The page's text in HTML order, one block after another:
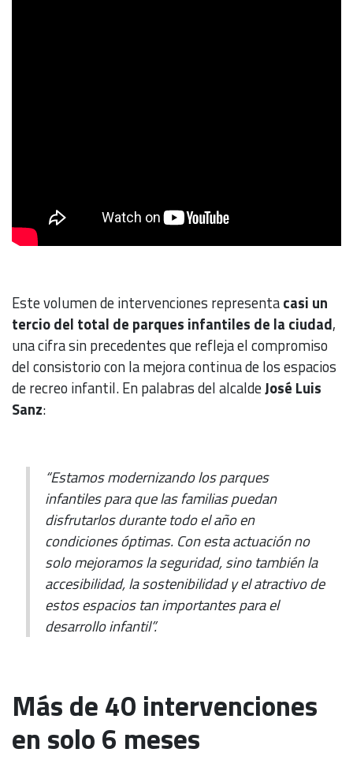
Este volumen de intervenciones representacasi un
tercio del total de parques infantiles de la ciudad,
una cifra sin precedentes que refleja el compromiso
del consistorio con la mejora continua de los espacios
de recreo infantil. En palabras del alcaldeJosé Luis
Sanz:
“Estamos modernizando los parques
infantiles para que las familias puedan
disfrutarlos durante todo el año en
condiciones óptimas. Con esta actuación no
solo mejoramos la seguridad, sino también la
accesibilidad, la sostenibilidad y el atractivo de
estos espacios tan importantes para el
desarrollo infantil”.
Más de 40 intervenciones
en solo 6 meses